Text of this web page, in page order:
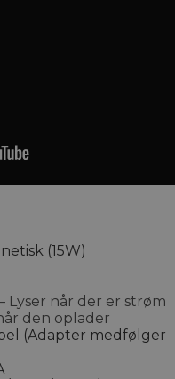
(15W)
Lyser når der er strøm
den oplader
(Adapter medfølger